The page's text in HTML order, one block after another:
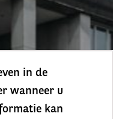
in de
wanneer u
kan